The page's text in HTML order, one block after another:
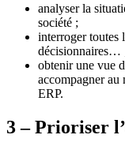
analyser la
société ;
interroger toutes
décisionnaires…
obtenir une vue
accompagner au
ERP.
3 – Prioriser